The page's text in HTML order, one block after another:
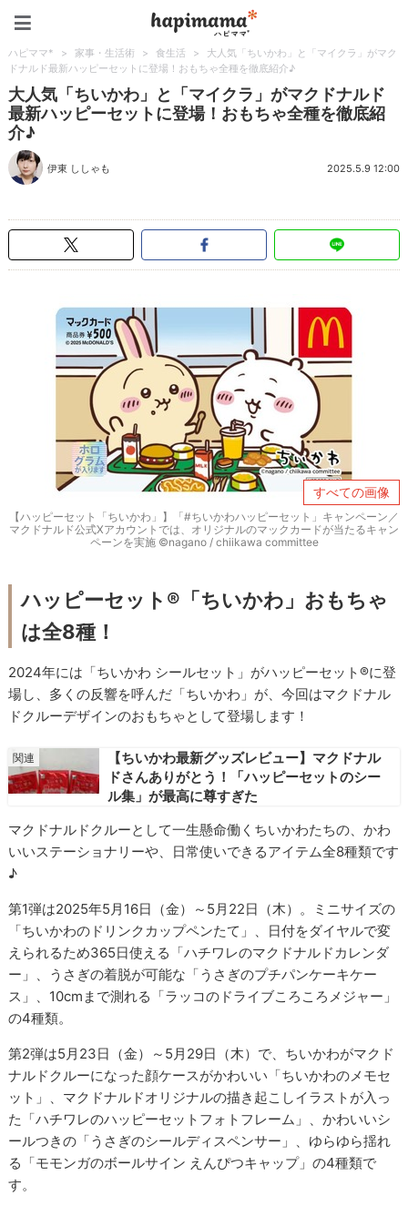
ハピママ* > 家事・生活術 > 食生活 >
大人気「ちいかわ」と「マイクラ」がマク
ドナルド最新ハッピーセットに登場！おもちゃ全種を徹底紹介♪
大人気「ちいかわ」と「マイクラ」がマクドナルド
最新ハッピーセットに登場！おもちゃ全種を徹底紹
介♪
伊東 ししゃも 2025.5.9 12:00
すべての画像
【ハッピーセット「ちいかわ」】「#ちいかわハッピーセット」キャンペーン／
マクドナルド公式Xアカウントでは、オリジナルのマックカードが当たるキャン
ペーンを実施 ©nagano / chiikawa committee
ハッピーセット®「ちいかわ」おもちゃ
は全8種！
2024年には「ちいかわ シールセット」がハッピーセット®に登
場し、多くの反響を呼んだ「ちいかわ」が、今回はマクドナル
ドクルーデザインのおもちゃとして登場します！
【ちいかわ最新グッズレビュー】マクドナル
ドさんありがとう！「ハッピーセットのシー
ル集」が最高に尊すぎた
マクドナルドクルーとして一生懸命働くちいかわたちの、かわ
いいステーショナリーや、日常使いできるアイテム全8種類です
♪
第1弾は2025年5月16日（金）～5月22日（木）。ミニサイズの
「ちいかわのドリンクカップペンたて」、日付をダイヤルで変
えられるため365日使える「ハチワレのマクドナルドカレンダ
ー」、うさぎの着脱が可能な「うさぎのプチパンケーキケー
ス」、10cmまで測れる「ラッコのドライブころころメジャー」
の4種類。
第2弾は5月23日（金）～5月29日（木）で、ちいかわがマクド
ナルドクルーになった顔ケースがかわいい「ちいかわのメモセ
ット」、マクドナルドオリジナルの描き起こしイラストが入っ
た「ハチワレのハッピーセットフォトフレーム」、かわいいシ
ールつきの「うさぎのシールディスペンサー」、ゆらゆら揺れ
る「モモンガのボールサイン えんぴつキャップ」の4種類で
す。